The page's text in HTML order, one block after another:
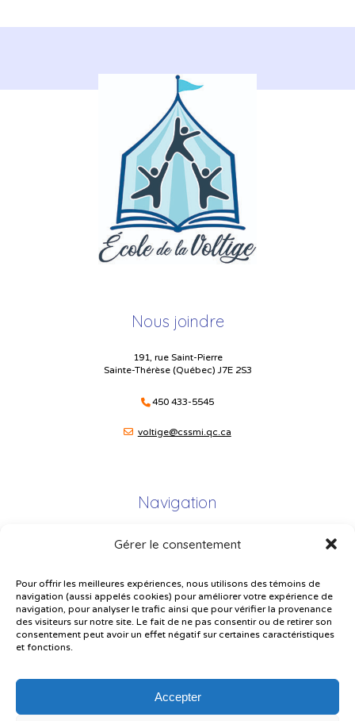
Gérer le consentement
Pour offrir les meilleures expériences, nous utilisons des témoins de
navigation (aussi appelés cookies) pour améliorer votre expérience de
navigation, pour analyser le trafic ainsi que pour vérifier la provenance
des visiteurs sur notre site. Le fait de ne pas consentir ou de retirer son
consentement peut avoir un effet négatif sur certaines caractéristiques
et fonctions.
Accepter
Nous joindre
191, rue Saint-Pierre
Sainte-Thérèse (Québec) J7E 2S3
450 433-5545
voltige@cssmi.qc.ca
Navigation
Plan du site
Plainte – service à l’élève
Politique de confidentialité